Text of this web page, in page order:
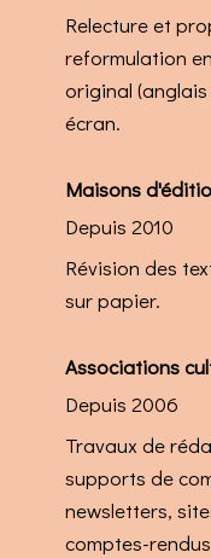
Relecture et
reformulation
original
écran.
Maisons
Depuis 2010
Révision des
sur papier.
Associations
Depuis 2006
Travaux de
supports de
newsletters,
comptes-